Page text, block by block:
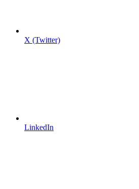
X (Twitter)
LinkedIn